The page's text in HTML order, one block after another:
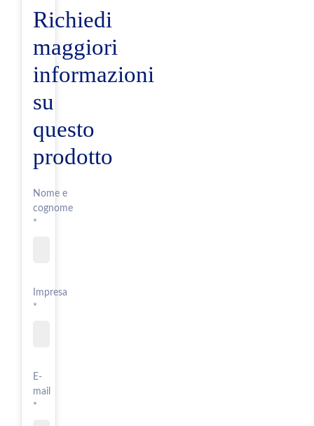
Richiedi
maggiori
informazioni
su
questo
prodotto
Nome e
cognome
*
Impresa
*
E-
mail
*